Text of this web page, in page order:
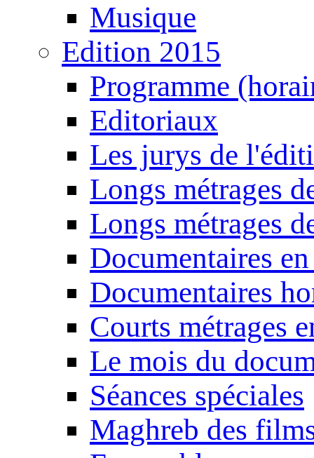
Musique
Edition 2015
Programme
Editoriaux
Les jurys de
Longs métrages
Longs métrages
Documentaires
Documentaires
Courts métrages
Le mois du
Séances spéciales
Maghreb des